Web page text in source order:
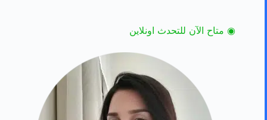
◉ متاح الآن للتحدث اونلاين